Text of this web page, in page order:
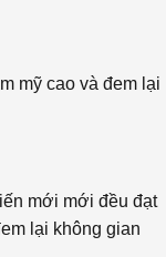
mỹ cao và đem lại
mới mới đều đạt
lại không gian